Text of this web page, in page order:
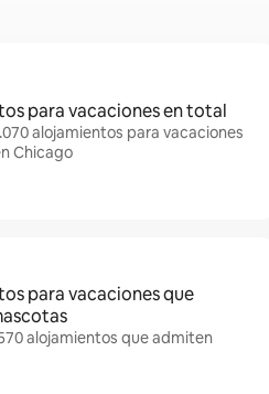
para vacaciones en total
alojamientos para vacaciones
Chicago
para vacaciones que
alojamientos que admiten